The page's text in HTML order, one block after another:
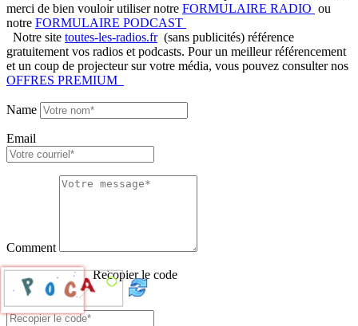
merci de bien vouloir utiliser notre FORMULAIRE RADIO ou
notre FORMULAIRE PODCAST
Notre site toutes-les-radios.fr(sans publicités) référence
gratuitement vos radios et podcasts. Pour un meilleur référencement
et un coup de projecteur sur votre média, vous pouvez consulter nos
OFFRES PREMIUM
Name
Email
Comment
Recopier le code